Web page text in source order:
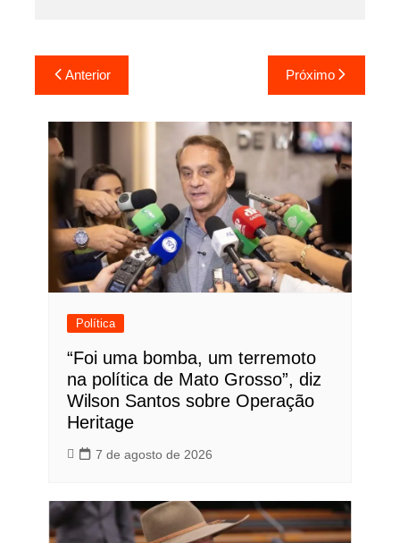
Navegação
de
Post
Anterior Próximo
Política
“Foi uma bomba, um terremoto
na política de Mato Grosso”, diz
Wilson Santos sobre Operação
Heritage
7 de agosto de 2026